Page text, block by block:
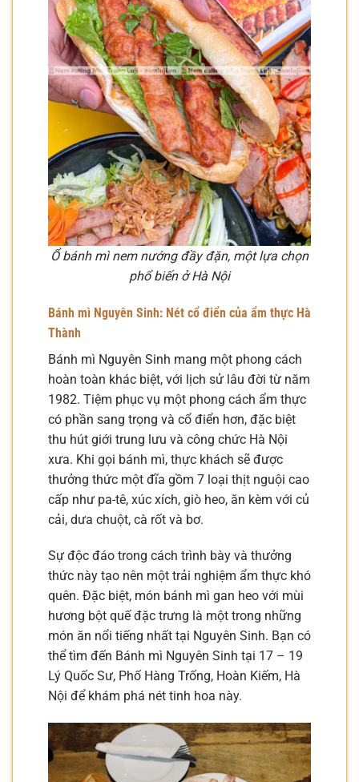
Ổ bánh mì nem nướng đầy đặn, một lựa chọn
phổ biến ở Hà Nội
Bánh mì Nguyên Sinh: Nét cổ điển của ẩm thực Hà
Thành
Bánh mì Nguyên Sinh mang một phong cách
hoàn toàn khác biệt, với lịch sử lâu đời từ năm
1982. Tiệm phục vụ một phong cách ẩm thực
có phần sang trọng và cổ điển hơn, đặc biệt
thu hút giới trung lưu và công chức Hà Nội
xưa. Khi gọi bánh mì, thực khách sẽ được
thưởng thức một đĩa gồm 7 loại thịt nguội cao
cấp như pa-tê, xúc xích, giò heo, ăn kèm với củ
cải, dưa chuột, cà rốt và bơ.
Sự độc đáo trong cách trình bày và thưởng
thức này tạo nên một trải nghiệm ẩm thực khó
quên. Đặc biệt, món bánh mì gan heo với mùi
hương bột quế đặc trưng là một trong những
món ăn nổi tiếng nhất tại Nguyên Sinh. Bạn có
thể tìm đến Bánh mì Nguyên Sinh tại 17 – 19
Lý Quốc Sư, Phố Hàng Trống, Hoàn Kiếm, Hà
Nội để khám phá nét tinh hoa này.